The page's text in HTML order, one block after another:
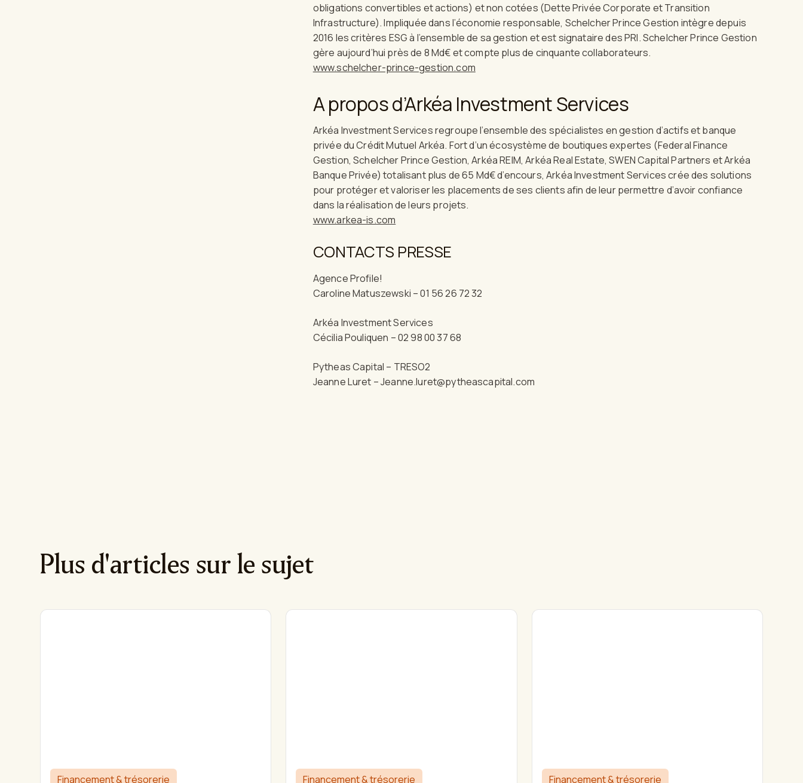
obligations convertibles et actions) et non cotées (Dette Privée Corporate et Transition
Infrastructure). Impliquée dans l’économie responsable, Schelcher Prince Gestion intègre depuis
2016 les critères ESG à l’ensemble de sa gestion et est signataire des PRI. Schelcher Prince Gestion
gère aujourd’hui près de 8 Md€ et compte plus de cinquante collaborateurs.
www.schelcher-prince-gestion.com
A propos d’Arkéa Investment Services
Arkéa Investment Services regroupe l’ensemble des spécialistes en gestion d’actifs et banque
privée du Crédit Mutuel Arkéa. Fort d’un écosystème de boutiques expertes (Federal Finance
Gestion, Schelcher Prince Gestion, Arkéa REIM, Arkéa Real Estate, SWEN Capital Partners et Arkéa
Banque Privée) totalisant plus de 65 Md€ d’encours, Arkéa Investment Services crée des solutions
pour protéger et valoriser les placements de ses clients afin de leur permettre d’avoir confiance
dans la réalisation de leurs projets.
www.arkea-is.com
CONTACTS PRESSE
Agence Profile!
Caroline Matuszewski – 01 56 26 72 32
Arkéa Investment Services
Cécilia Pouliquen – 02 98 00 37 68
Pytheas Capital – TRESO2
Jeanne Luret – Jeanne.luret@pytheascapital.com
Plus d'articles sur le sujet
Financement & trésorerie Financement & trésorerie Financement & trésorerie